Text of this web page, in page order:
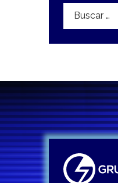
Buscar: